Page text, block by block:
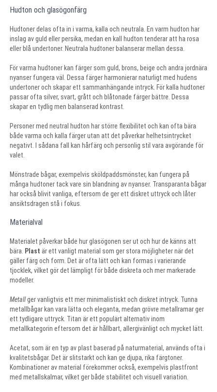
Hudton och glasögonfärg
Hudtoner delas ofta in i varma, kalla och neutrala. En varm hudton har
inslag av guld eller persika, medan en kall hudton tenderar att ha rosa
eller blå undertoner. Neutrala hudtoner balanserar mellan dessa.
För varma hudtoner kan färger som guld, brons, beige och andra jordnära
nyanser fungera väl. Dessa färger harmonierar naturligt med hudens
undertoner och skapar ett sammanhängande intryck. För kalla hudtoner
passar ofta silver, svart, grått och blåtonade färger bättre. Dessa
skapar en tydlig men balanserad kontrast.
Personer med neutral hudton har större flexibilitet och kan ofta bära
både varma och kalla färger utan att det påverkar helhetsintrycket
negativt. I sådana fall kan hårfärg och personlig stil vara avgörande för
valet.
Mönstrade bågar, exempelvis sköldpaddsmönster, kan fungera på
många hudtoner tack vare sin blandning av nyanser. Transparanta bågar
har också blivit vanliga, eftersom de ger ett diskret uttryck och låter
ansiktsdragen stå i fokus.
Materialval
Materialet påverkar både hur glasögonen ser ut och hur de känns att
bära.
Plast är ett vanligt material som ger stora möjligheter när det
gäller färg och form. Det är ofta lätt och kan formas i varierande
tjocklek, vilket gör det lämpligt för både diskreta och mer markerade
modeller.
Metallger vanligtvis ett mer minimalistiskt och diskret intryck. Tunna
metallbågar kan vara lätta och eleganta, medan grövre metallramar ger
ett tydligare uttryck. Titan är ett populärt alternativ inom
metallkategorin eftersom det är hållbart, allergivänligt och mycket lätt.
Acetat, som är en typ av plast baserad på naturmaterial, används ofta i
kvalitetsbågar. Det är slitstarkt och kan ge djupa, rika färgtoner.
Kombinationer av material förekommer också, exempelvis plastfront
med metallskalmar, vilket ger både stabilitet och visuell variation.